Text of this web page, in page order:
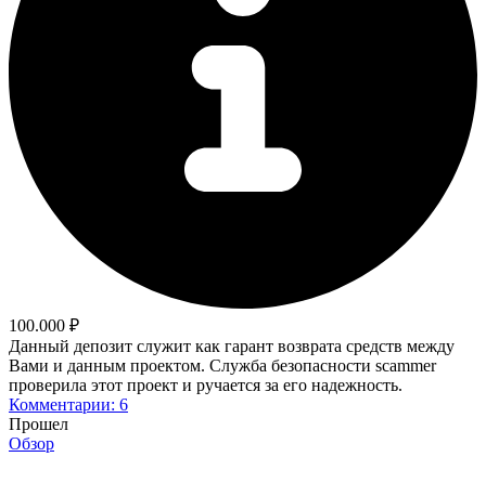
100.000 ₽
Данный депозит служит как гарант возврата средств между
Вами и данным проектом. Служба безопасности scammer
проверила этот проект и ручается за его надежность.
Комментарии: 6
Прошел
Обзор